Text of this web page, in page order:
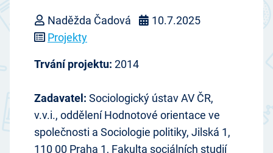
Naděžda Čadová
10.7.2025
Projekty
Trvání projektu: 2014
Zadavatel: Sociologický ústav AV ČR,
v.v.i., oddělení Hodnotové orientace ve
společnosti a Sociologie politiky, Jilská 1,
110 00 Praha 1, Fakulta sociálních studií